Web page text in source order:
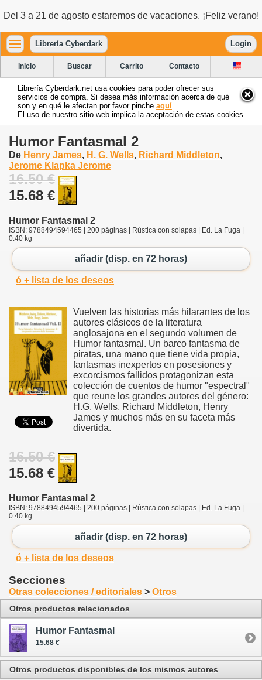
Del 3 a 21 de agosto estaremos de vacaciones. ¡Feliz verano!
Librería Cyberdark Login
Inicio Buscar Carrito Contacto
Librería Cyberdark.net usa cookies para poder ofrecer sus
servicios de compra. Si desea más información acerca de qué
son y en qué le afectan por favor pinche aquí
El uso de nuestro sitio web implica la aceptación de estas cookies.
Humor Fantasmal 2
De Henry James, H. G. Wells, Richard Middleton,
Jerome Klapka Jerome
16.50 €
15.68 €
Humor Fantasmal 2
ISBN: 9788494594465 | 200 páginas | Rústica con solapas | Ed. La Fuga |
0.40 kg
añadir (disp. en 72 horas)
ó + lista de los deseos
Vuelven las historias más hilarantes de los
autores clásicos de la literatura
anglosajona en el segundo volumen de
Humor fantasmal. Un barco fantasma de
piratas, una mano que tiene vida propia,
fantasmas inexpertos en posesiones y
excorcismos fallidos protagonizan esta
colección de cuentos de humor "espectral"
que reune los grandes autores del género:
H.G. Wells, Richard Middleton, Henry
James y muchos más en su faceta más
divertida.
16.50 €
15.68 €
Humor Fantasmal 2
ISBN: 9788494594465 | 200 páginas | Rústica con solapas | Ed. La Fuga |
0.40 kg
añadir (disp. en 72 horas)
ó + lista de los deseos
Secciones
Otras colecciones / editoriales > Otros
Otros productos relacionados
Humor Fantasmal
15.68 €
Otros productos disponibles de los mismos autores